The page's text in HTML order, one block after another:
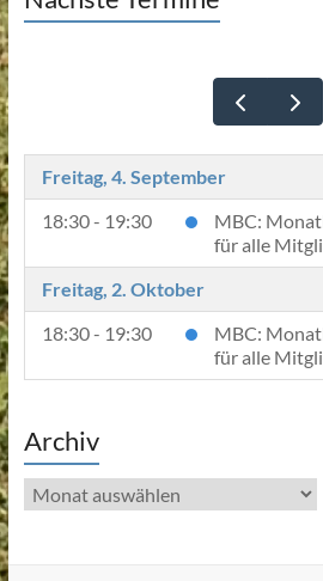
Freitag, 4. September
18:30 - 19:30
MBC:
für alle
Freitag, 2. Oktober
18:30 - 19:30
MBC:
für alle
Archiv
Archiv